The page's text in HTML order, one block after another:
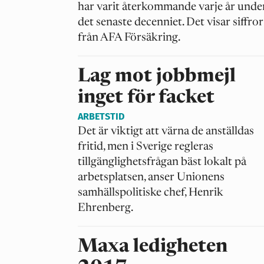
har varit återkommande varje år
det senaste decenniet. Det visar siffror
från AFA Försäkring.
Lag mot jobbmejl
inget för facket
Det är viktigt att värna de anställdas
fritid, men i Sverige regleras
tillgänglighetsfrågan bäst lokalt på
arbetsplatsen, anser Unionens
samhällspolitiske chef, Henrik
Ehrenberg.
ARBETSTID
Maxa ledigheten